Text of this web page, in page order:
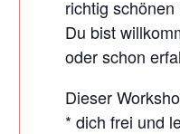
R
K
S
H
O
richtig
Du bist
oder schon
Dieser
* dich frei und